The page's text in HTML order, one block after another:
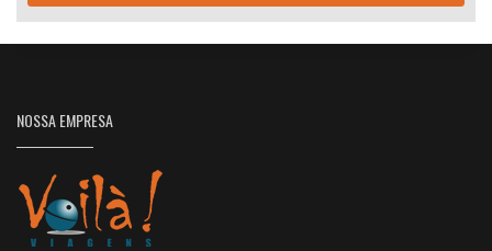
NOSSA EMPRESA